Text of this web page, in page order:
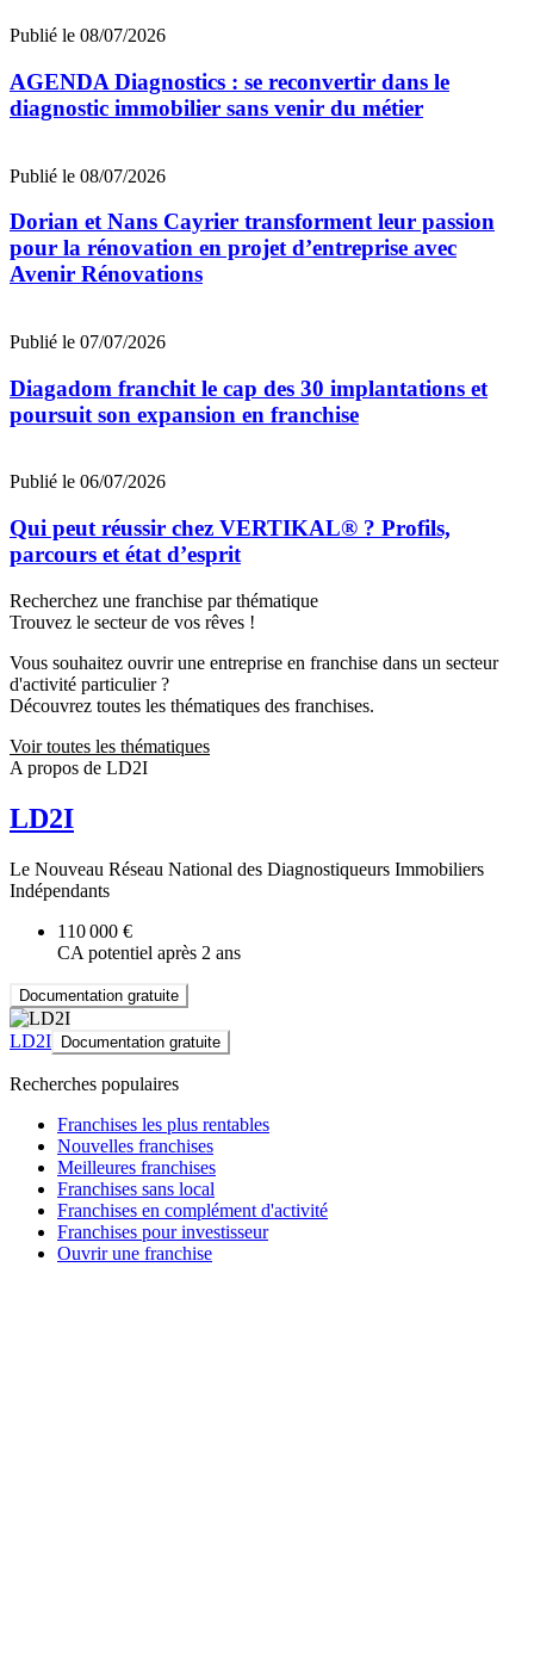
Publié le 08/07/2026
AGENDA Diagnostics : se reconvertir dans le
diagnostic immobilier sans venir du métier
Publié le 08/07/2026
Dorian et Nans Cayrier transforment leur passion
pour la rénovation en projet d’entreprise avec
Avenir Rénovations
Publié le 07/07/2026
Diagadom franchit le cap des 30 implantations et
poursuit son expansion en franchise
Publié le 06/07/2026
Qui peut réussir chez VERTIKAL® ? Profils,
parcours et état d’esprit
Recherchez une franchise par thématique
Trouvez le secteur de vos rêves !
Vous souhaitez ouvrir une entreprise en franchise dans un secteur
d'activité particulier ?
Découvrez toutes les thématiques des franchises.
Voir toutes les thématiques
A propos de LD2I
LD2I
Le Nouveau Réseau National des Diagnostiqueurs Immobiliers
Indépendants
110 000 €
CA potentiel après 2 ans
Documentation gratuite
LD2I Documentation gratuite
Recherches populaires
Franchises les plus rentables
Nouvelles franchises
Meilleures franchises
Franchises sans local
Franchises en complément d'activité
Franchises pour investisseur
Ouvrir une franchise